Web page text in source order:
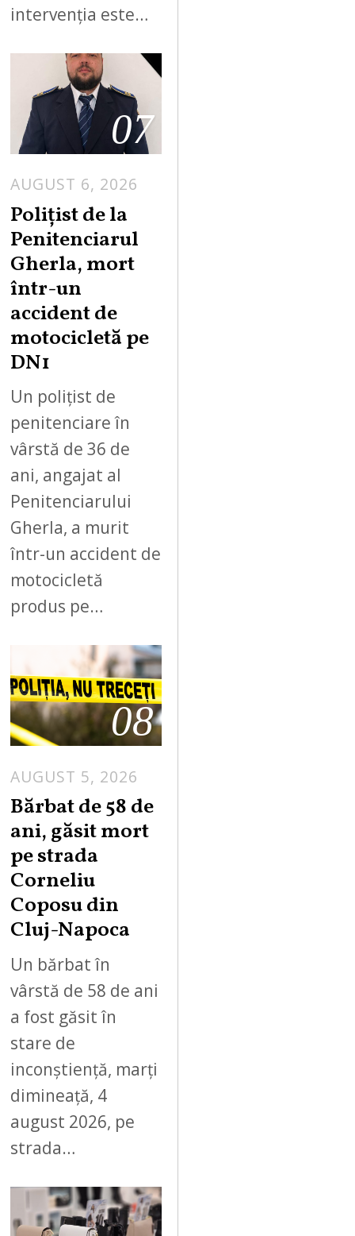
intervenția este…
07
AUGUST 6, 2026
Polițist de la
Penitenciarul
Gherla, mort
într-un
accident de
motocicletă pe
DN1
Un polițist de
penitenciare în
vârstă de 36 de
ani, angajat al
Penitenciarului
Gherla, a murit
într-un accident de
motocicletă
produs pe…
08
AUGUST 5, 2026
Bărbat de 58 de
ani, găsit mort
pe strada
Corneliu
Coposu din
Cluj-Napoca
Un bărbat în
vârstă de 58 de ani
a fost găsit în
stare de
inconștiență, marți
dimineață, 4
august 2026, pe
strada…